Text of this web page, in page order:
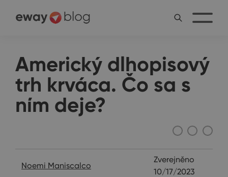
Americký dlhopisový
trh krváca. Čo sa s
ním deje?
Noemi Maniscalco
Zverejněno
10/17/2023